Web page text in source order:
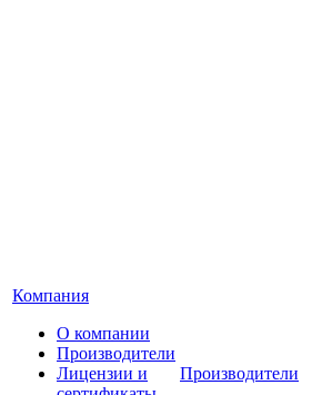
Компания
О компании
Производители
Лицензии и
Производители